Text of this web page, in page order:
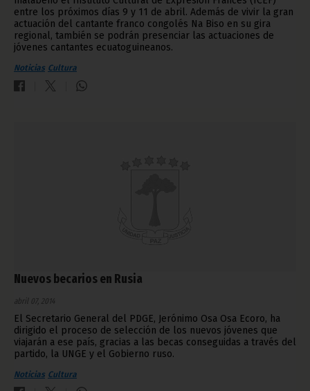
entre los próximos días 9 y 11 de abril. Además de vivir la gran
actuación del cantante franco congolés Na Biso en su gira
regional, también se podrán presenciar las actuaciones de
jóvenes cantantes ecuatoguineanos.
Noticias Cultura
Nuevos becarios en Rusia
abril 07, 2014
El Secretario General del PDGE, Jerónimo Osa Osa Ecoro, ha
dirigido el proceso de selección de los nuevos jóvenes que
viajarán a ese país, gracias a las becas conseguidas a través del
partido, la UNGE y el Gobierno ruso.
Noticias Cultura